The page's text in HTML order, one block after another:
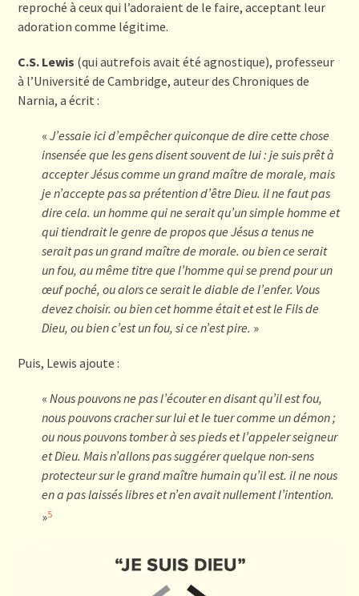
reproché à ceux qui l’adoraient de le faire, acceptant leur
adoration comme légitime.
C.S. Lewis (qui autrefois avait été agnostique), professeur
à l’Université de Cambridge, auteur des Chroniques de
Narnia, a écrit :
«J’essaie ici d’empêcher quiconque de dire cette chose
insensée que les gens disent souvent de lui : je suis prêt à
accepter Jésus comme un grand maître de morale, mais
jen’accepte pas sa prétention d’être Dieu. il ne faut pas
dire cela. un homme qui ne serait qu’un simple homme et
qui tiendrait le genre de propos que Jésus a tenus ne
serait pas un grand maître de morale. ou bien ce serait
un fou, aumême titre que l’homme qui se prend pour un
œuf poché, ou alors ce serait le diable de l’enfer. Vous
devez choisir. oubien cet homme était et est le Fils de
Dieu, ou bien c’est unfou, si ce n’est pire. »
Puis, Lewis ajoute :
«Nous pouvons ne pas l’écouter en disant qu’il est fou,
nouspouvons cracher sur lui et le tuer comme un démon ;
ou nouspouvons tomber à ses pieds et l’appeler seigneur
et Dieu. Mais n’allons pas suggérer quelque non-sens
protecteur sur le grand maître humain qu’il est. il ne nous
en a pas laisséslibres et n’en avait nullement l’intention.
»5